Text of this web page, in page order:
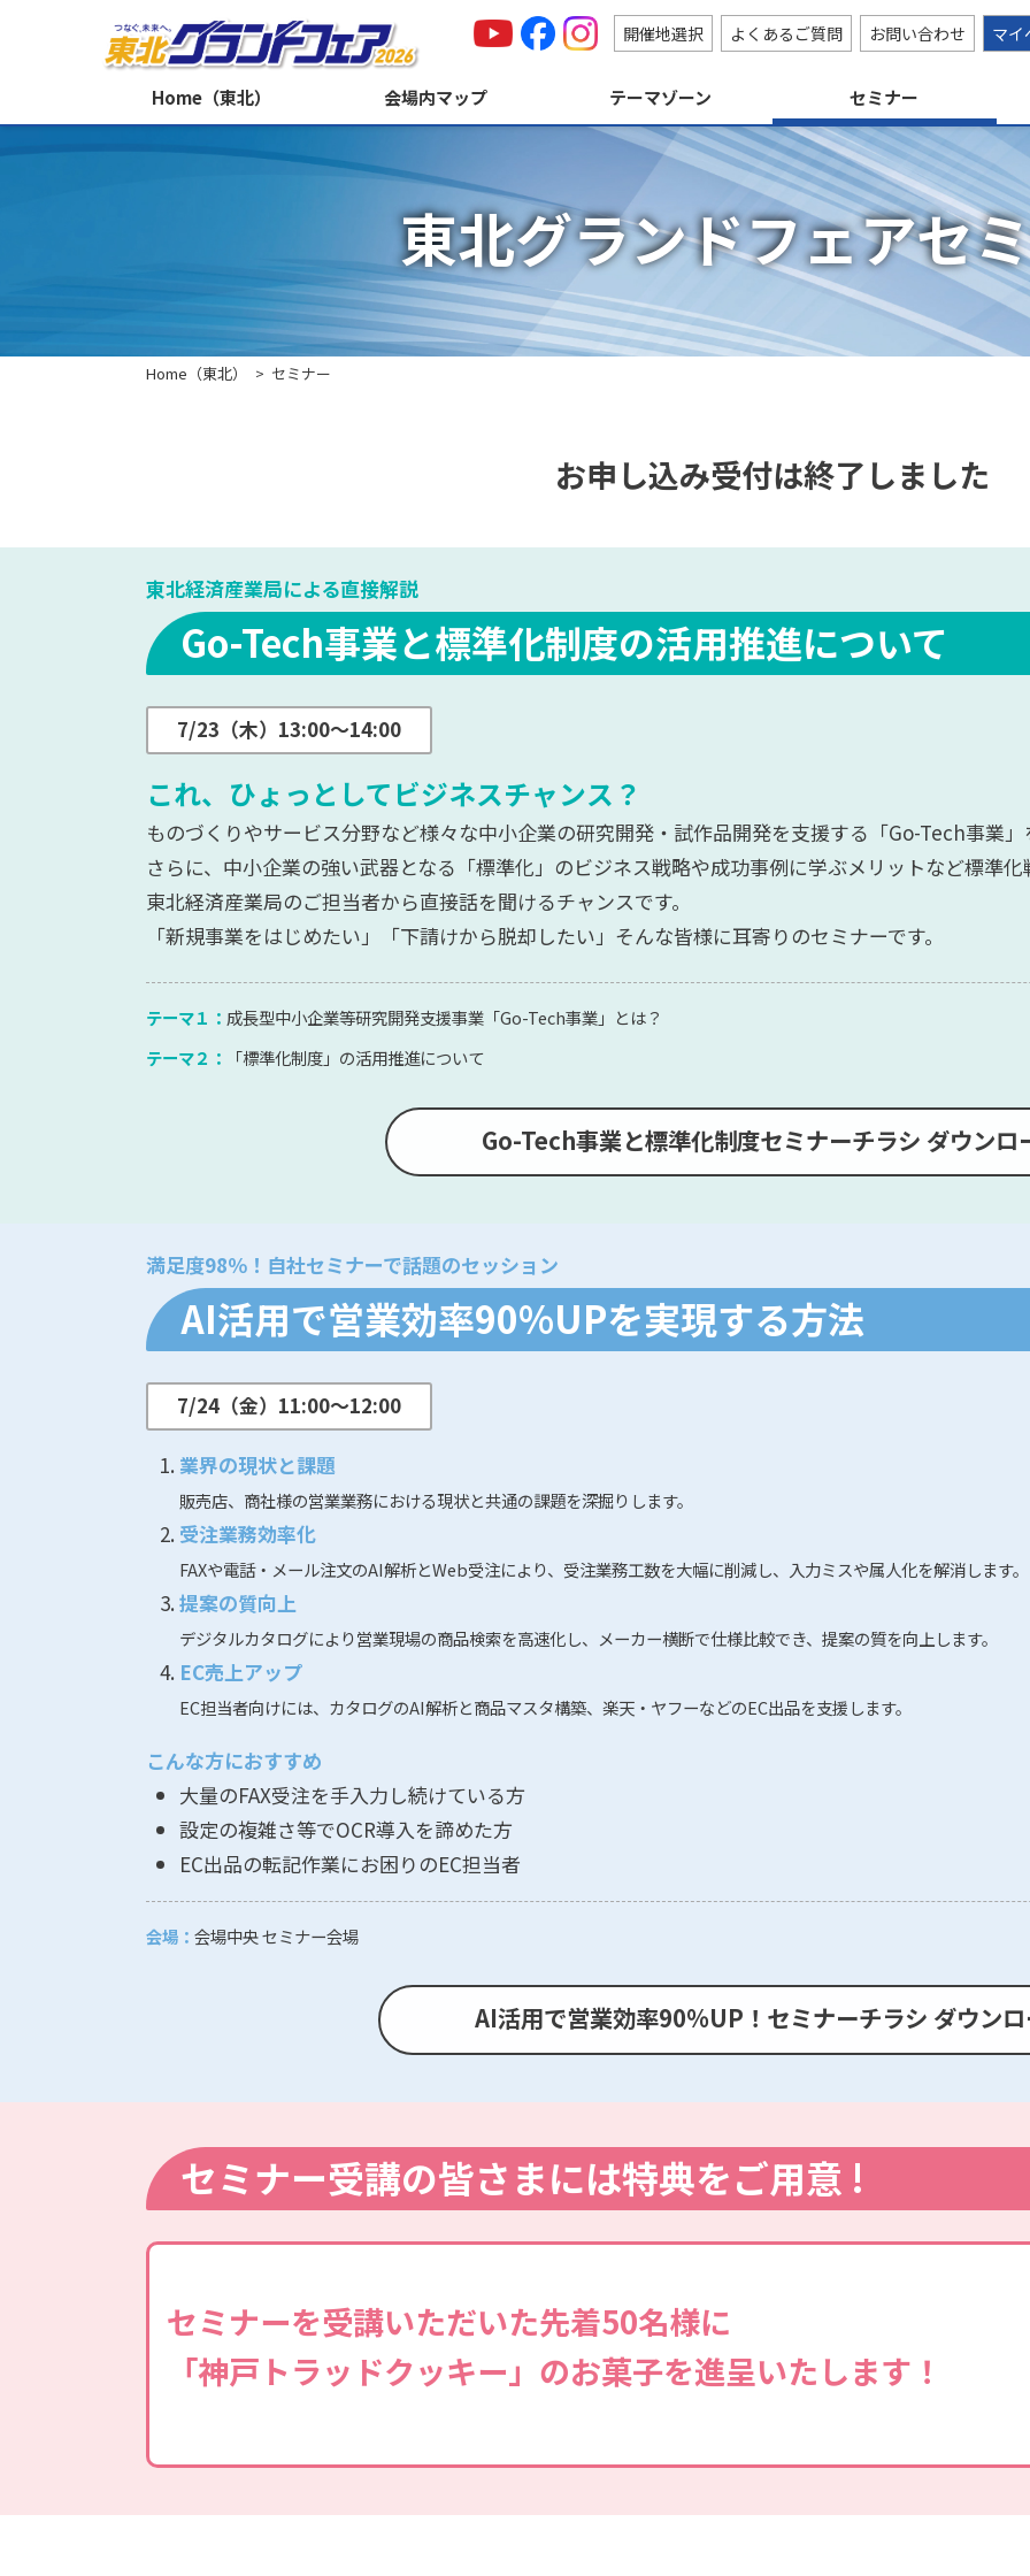
開催地選択 よくあるご質問 お問い合わせ マイ
Home（東北） 会場内マップ テーマゾーン セミナー
東北グランドフェアセ
Home（東北） セミナー
お申し込み受付は終了しました
東北経済産業局による直接解説
Go-Tech事業と標準化制度の活用推進について
7/23（木）13:00～14:00
これ、ひょっとしてビジネスチャンス？
ものづくりやサービス分野など様々な中小企業の研究開発・試作品開発を支援する「Go-Tech事業
さらに、中小企業の強い武器となる「標準化」のビジネス戦略や成功事例に学ぶメリットなど標準
東北経済産業局のご担当者から直接話を聞けるチャンスです。
「新規事業をはじめたい」「下請けから脱却したい」そんな皆様に耳寄りのセミナーです。
テーマ１： 成長型中小企業等研究開発支援事業「Go-Tech事業」とは？
テーマ２：
「標準化制度」の活用推進について
Go-Tech事業と標準化制度セミナーチラシ ダウンロ
満足度98％！自社セミナーで話題のセッション
AI活用で営業効率90%UPを実現する方法
7/24（金）11:00～12:00
業界の現状と課題
販売店、商社様の営業業務における現状と共通の課題を深掘りします。
受注業務効率化
FAXや電話・メール注文のAI解析とWeb受注により、受注業務工数を大幅に削減し、入力ミスや属人化を解消します。
提案の質向上
デジタルカタログにより営業現場の商品検索を高速化し、メーカー横断で仕様比較でき、提案の質を向上します。
EC売上アップ
EC担当者向けには、カタログのAI解析と商品マスタ構築、楽天・ヤフーなどのEC出品を支援します。
こんな方におすすめ
大量のFAX受注を手入力し続けている方
設定の複雑さ等でOCR導入を諦めた方
EC出品の転記作業にお困りのEC担当者
会場： 会場中央 セミナー会場
AI活用で営業効率90%UP！セミナーチラシ ダウン
セミナー受講の皆さまには特典をご用意 !
セミナーを受講いただいた先着50名様に
「神戸トラッドクッキー」のお菓子を進呈いたします！